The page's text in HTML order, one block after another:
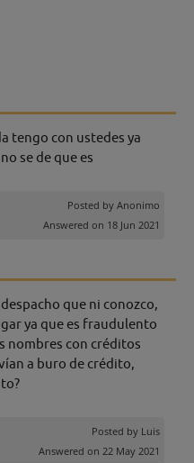
tengo con ustedes ya
se de que es
Posted by Anonimo
Answered on 18 Jun 2021
que ni conozco,
ya que es fraudulento
nombres con créditos
a buro de crédito,
Posted by Luis
Answered on 22 May 2021